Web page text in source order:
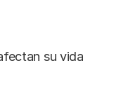
su vida